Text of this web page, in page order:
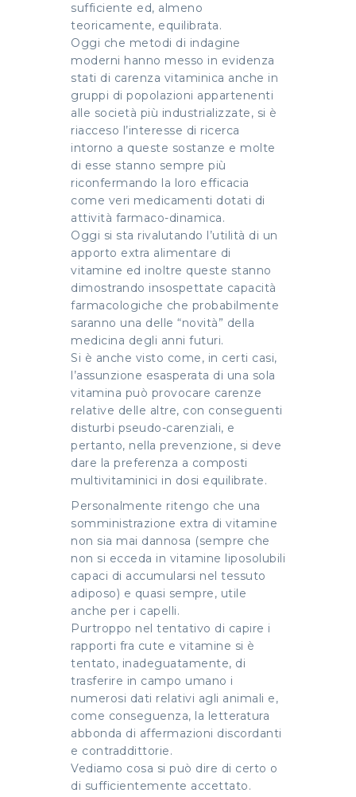
sufficiente ed, almeno
teoricamente, equilibrata.
Oggi che metodi di indagine
moderni hanno messo in evidenza
stati di carenza vitaminica anche in
gruppi di popolazioni appartenenti
alle società più industrializzate, si è
riacceso l’interesse di ricerca
intorno a queste sostanze e molte
di esse stanno sempre più
riconfermando la loro efficacia
come veri medicamenti dotati di
attività farmaco-dinamica.
Oggi si sta rivalutando l’utilità di un
apporto extra alimentare di
vitamine ed inoltre queste stanno
dimostrando insospettate capacità
farmacologiche che probabilmente
saranno una delle “novità” della
medicina degli anni futuri.
Si è anche visto come, in certi casi,
l’assunzione esasperata di una sola
vitamina può provocare carenze
relative delle altre, con conseguenti
disturbi pseudo-carenziali, e
pertanto, nella prevenzione, si deve
dare la preferenza a composti
multivitaminici in dosi equilibrate.
Personalmente ritengo che una
somministrazione extra di vitamine
non sia mai dannosa (sempre che
non si ecceda in vitamine liposolubili
capaci di accumularsi nel tessuto
adiposo) e quasi sempre, utile
anche per i capelli.
Purtroppo nel tentativo di capire i
rapporti fra cute e vitamine si è
tentato, inadeguatamente, di
trasferire in campo umano i
numerosi dati relativi agli animali e,
come conseguenza, la letteratura
abbonda di affermazioni discordanti
e contraddittorie.
Vediamo cosa si può dire di certo o
di sufficientemente accettato.